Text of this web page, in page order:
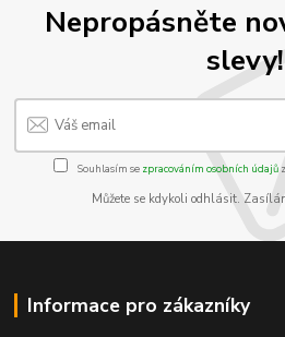
Nepropásněte
slevy!
Souhlasím se zpracováním osobních údajů
Můžete se kdykoli odhlásit.
Informace pro zákazníky